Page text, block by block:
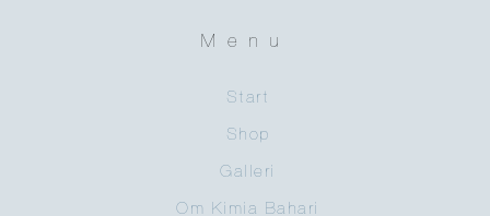
Menu
Start
Shop
Galleri
Om Kimia Bahari